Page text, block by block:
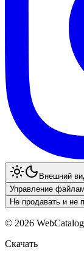
Внешний
Управление
Не продавать и
© 2026
Скачать